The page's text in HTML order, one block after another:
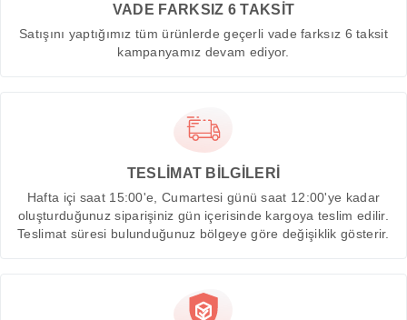
VADE FARKSIZ 6 TAKSİT
Satışını yaptığımız tüm ürünlerde geçerli vade farksız 6 taksit
kampanyamız devam ediyor.
TESLİMAT BİLGİLERİ
Hafta içi saat 15:00'e, Cumartesi günü saat 12:00'ye kadar
oluşturduğunuz siparişiniz gün içerisinde kargoya teslim edilir.
Teslimat süresi bulunduğunuz bölgeye göre değişiklik gösterir.